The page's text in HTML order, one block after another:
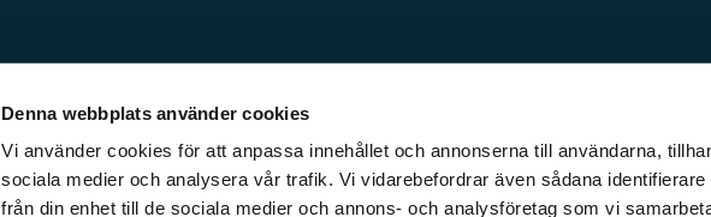
Denna webbplats använder cookies
Vi använder cookies för att anpassa innehållet och annonserna till användarna,
sociala medier och analysera vår trafik. Vi vidarebefordrar även sådana
från din enhet till de sociala medier och annons- och analysföretag som vi